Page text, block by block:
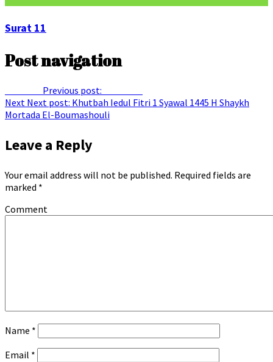
Surat 11
Post navigation
Previous post:
Next Next post: Khutbah Iedul Fitri 1 Syawal 1445 H Shaykh
Mortada El-Boumashouli
Leave a Reply
Your email address will not be published. Required fields are
marked *
Comment
Name *
Email *